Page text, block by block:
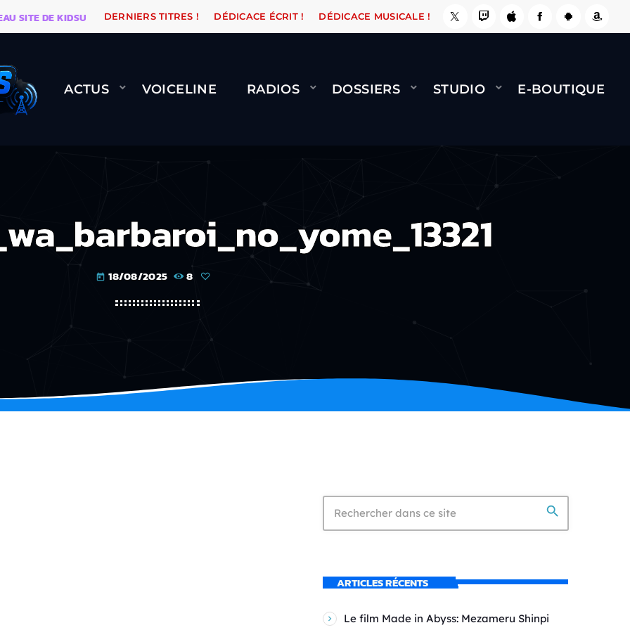
DE KIDSUNE WARÉTRO ORANGE ROAD QUI PASSE, ÇA LE FAIT ! NAMI BERNARD MINET - FLY
DERNIERS TITRES ! DÉDICACE ÉCRIT ! DÉDICACE MUSICALE !
ACTUS VOICELINE RADIOS DOSSIERS STUDIO E-BOUTIQUE
today 18/08/2025 8
search
ARTICLES RÉCENTS
Le film Made in Abyss: Mezameru Shinpi